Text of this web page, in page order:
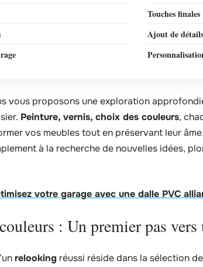
Touches
Ajout de
vous proposons une exploration
Peinture, vernis, choix des couleurs,
vos meubles tout en préservant leur
à la recherche de nouvelles idées,
votre garage avec une dalle PVC
: Un premier pas
relooking réussi réside dans la sélection